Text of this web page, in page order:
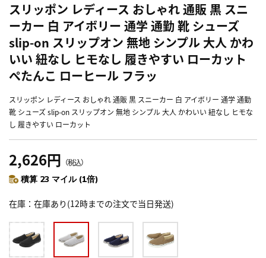
スリッポン レディース おしゃれ 通販 黒 スニ
ーカー 白 アイボリー 通学 通勤 靴 シューズ
slip-on スリップオン 無地 シンプル 大人 かわ
いい 紐なし ヒモなし 履きやすい ローカット
ぺたんこ ローヒール フラッ
スリッポン レディース おしゃれ 通販 黒 スニーカー 白 アイボリー 通学 通勤
靴 シューズ slip-on スリップオン 無地 シンプル 大人 かわいい 紐なし ヒモな
し 履きやすい ローカット
2,626円 （税込）
積算 23 マイル (1倍)
在庫 在庫あり(12時までの注文で当日発送)